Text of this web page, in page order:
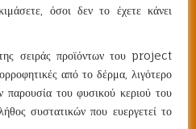
όσοι δεν το έχετε κάνει
σειράς προϊόντων του project
από το δέρμα, λιγότερο
παρουσία του φυσικού κεριού του
συστατικών που ευεργετεί το